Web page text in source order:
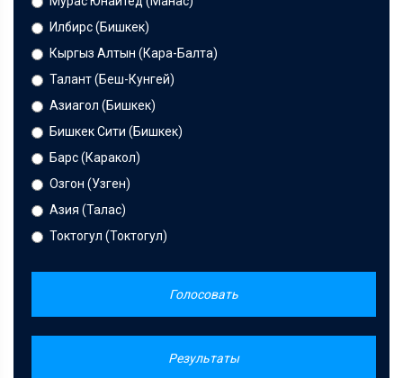
Илбирс (Бишкек)
Кыргыз Алтын (Кара-Балта)
Талант (Беш-Кунгей)
Азиагол (Бишкек)
Бишкек Сити (Бишкек)
Барс (Каракол)
Озгон (Узген)
Азия (Талас)
Токтогул (Токтогул)
Голосовать
Результаты